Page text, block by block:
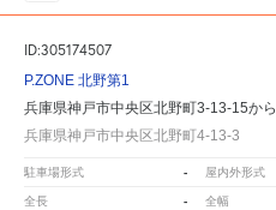
ID:305174507
P.ZONE 北野第1
兵庫県神戸市中央区北野町3-13-15から
兵庫県神戸市中央区北野町4-13-3
駐車場形式 - 屋内外形式
全長 - 全幅